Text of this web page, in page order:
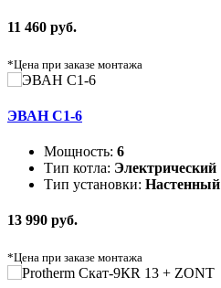
11 460 руб.
*Цена при заказе монтажа
ЭВАН C1-6
Мощность: 6
Тип котла: Электрический
Тип установки: Настенный
13 990 руб.
*Цена при заказе монтажа